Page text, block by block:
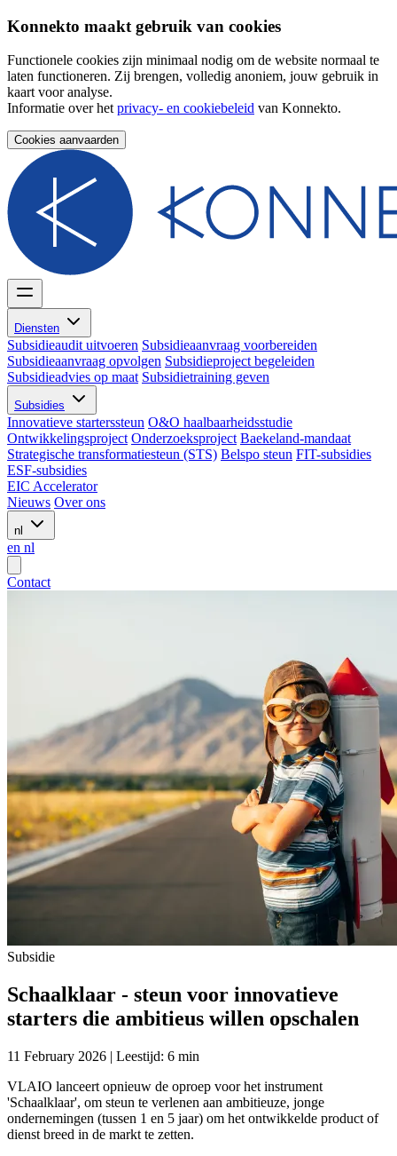
Konnekto maakt gebruik van cookies
Functionele cookies zijn minimaal nodig om de website normaal te
laten functioneren. Zij brengen, volledig anoniem, jouw gebruik in
kaart voor analyse.
Informatie over hetprivacy- en cookiebeleid van Konnekto.
Cookies aanvaarden
Diensten
Subsidieaudit uitvoeren Subsidieaanvraag voorbereiden
Subsidieaanvraag opvolgen Subsidieproject begeleiden
Subsidieadvies op maat Subsidietraining geven
Subsidies
Innovatieve starterssteun O&O haalbaarheidsstudie
Ontwikkelingsproject Onderzoeksproject Baekeland-mandaat
Strategische transformatiesteun (STS) Belspo steun FIT-subsidies
ESF-subsidies
EIC Accelerator
Nieuws Over ons
nl
en nl
Contact
Subsidie
Schaalklaar - steun voor innovatieve
starters die ambitieus willen opschalen
11 February 2026 | Leestijd: 6 min
VLAIO lanceert opnieuw de oproep voor het instrument
'Schaalklaar', om steun te verlenen aan ambitieuze, jonge
ondernemingen (tussen 1 en 5 jaar) om het ontwikkelde product of
dienst breed in de markt te zetten.